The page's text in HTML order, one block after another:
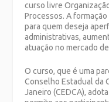
curso livre
Processos. A
para quem deseja
administrativas,
atuação no mercado
O curso, que é uma
Conselho Estadual da
Janeiro (CEDCA),